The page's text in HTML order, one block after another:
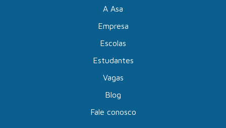
A Asa
Empresa
Escolas
Estudantes
Vagas
Blog
Fale conosco